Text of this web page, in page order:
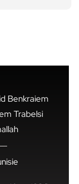
Benkraiem
Trabelsi